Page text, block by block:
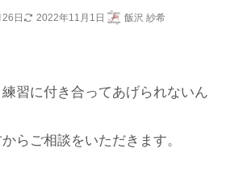
日 2022年11月1日 飯沢 紗希
練習に付き合ってあげられないん
らご相談をいただきます。